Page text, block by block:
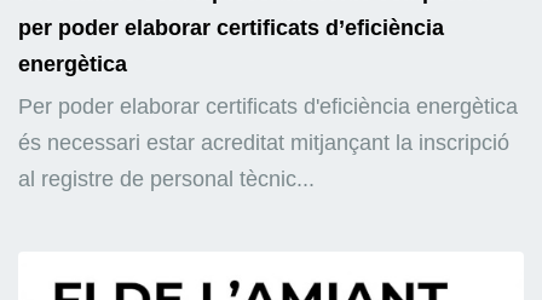
per poder elaborar certificats d’eficiència
energètica
Per poder elaborar certificats d'eficiència energètica
és necessari estar acreditat mitjançant la inscripció
al registre de personal tècnic...